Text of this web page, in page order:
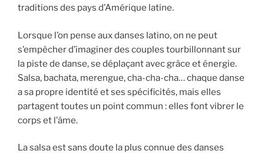
traditions des pays d’Amérique latine.
Lorsque l’on pense aux danses latino, on ne peut
s’empêcher d’imaginer des couples tourbillonnant sur
la piste de danse, se déplaçant avec grâce et énergie.
Salsa, bachata, merengue, cha-cha-cha… chaque danse
a sa propre identité et ses spécificités, mais elles
partagent toutes un point commun : elles font vibrer le
corps et l’âme.
La salsa est sans doute la plus connue des danses